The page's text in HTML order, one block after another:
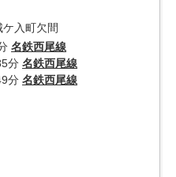
ケ入町欠間
名鉄西尾線
分 名鉄西尾線
分 名鉄西尾線